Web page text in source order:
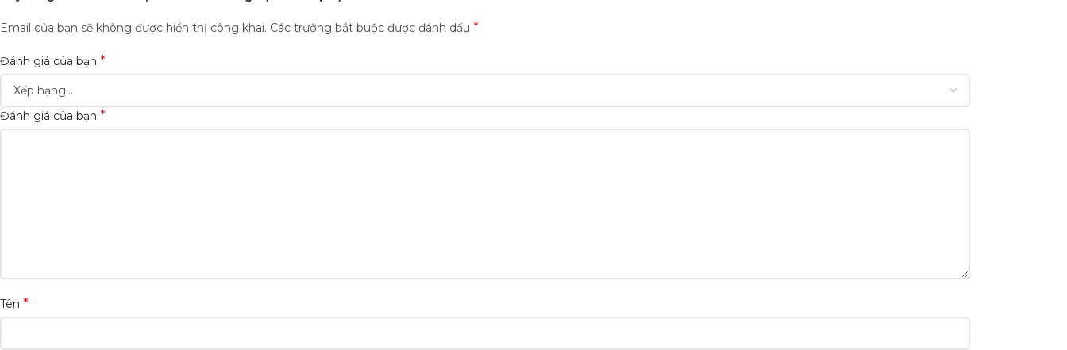
Email của bạn sẽ không được hiển thị công khai. Các trường bắt buộc được đánh dấu *
Đánh giá của bạn *
Đánh giá của bạn *
Tên *